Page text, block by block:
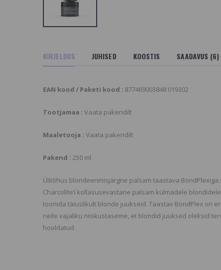
KIRJELDUS JUHISED KOOSTIS SAADAVUS (6)
EAN kood / Paketi kood : 877469003848 019302
Tootjamaa : Vaata pakendilt
Maaletooja : Vaata pakendilt
Pakend : 250 ml
Ülitõhus blondeerimisjärgne palsam taastava
Charcolite’i kollasusevastane palsam külmadele
toonida täiuslikult blonde juukseid. Taastav BondPlex on
neile vajaliku niiskustaseme, et blondid juuksed oleksid
hooldatud.
ja peanahale -
SARNASEID
Pure Luxury
Toimega
Japan
Mini Flat Iron, Mini